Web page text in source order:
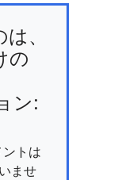
、
の
ン:
トは
ませ